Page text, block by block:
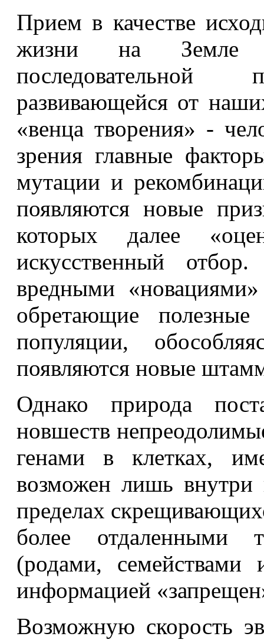
Прием в качестве
жизни на Земле
последовательной
развивающейся от
«венца творения» -
зрения главные
мутации и
появляются новые
которых далее
искусственный
вредными
обретающие
популяции,
появляются новые
Однако природа
новшеств
генами в клетках,
возможен лишь
пределах
более отдаленными
(родами,
информацией
Возможную скорость